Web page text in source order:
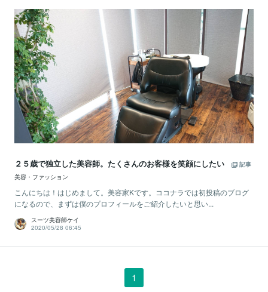
２５歳で独立した美容師。たくさんのお客様を笑顔にしたい
記事
美容・ファッション
こんにちは！はじめまして。美容家Kです。ココナラでは初投稿のブログ
になるので、まずは僕のプロフィールをご紹介したいと思い...
スーツ美容師ケイ
2020/05/28 06:45
1